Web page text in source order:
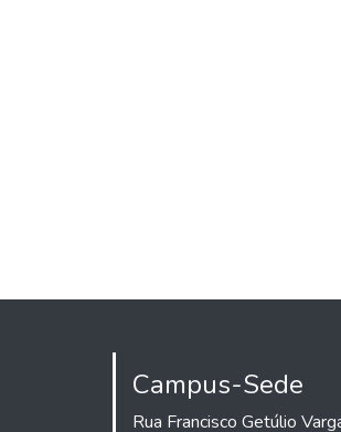
Campus-Sede
Rua Francisco Getúlio